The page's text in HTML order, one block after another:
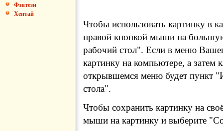
Фэнтези
Хентай
Чтобы использовать картинку в
правой кнопкой мыши на
рабочий стол". Если в меню
картинку на компьютере, а затем
открывшемся меню будет пункт
стола".
Чтобы сохранить картинку на
мыши на картинку и выберите